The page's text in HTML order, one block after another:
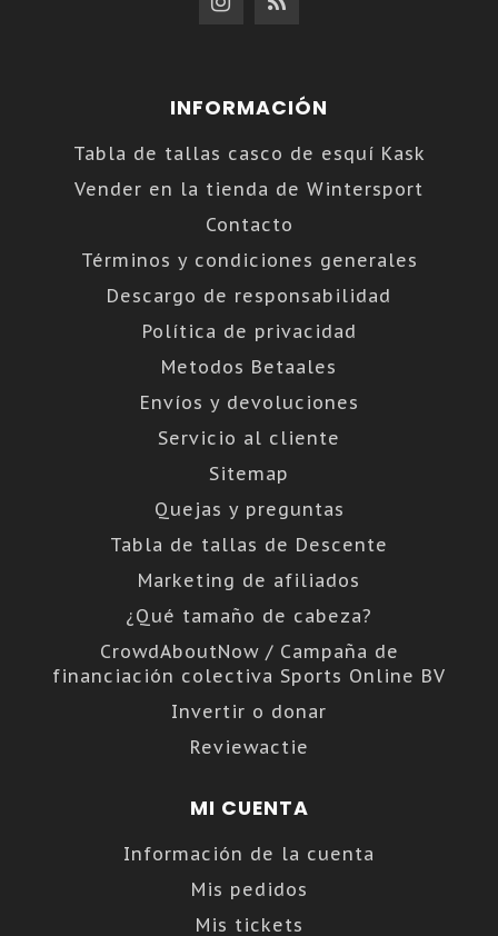
INFORMACIÓN
Tabla de tallas casco de esquí Kask
Vender en la tienda de Wintersport
Contacto
Términos y condiciones generales
Descargo de responsabilidad
Política de privacidad
Metodos Betaales
Envíos y devoluciones
Servicio al cliente
Sitemap
Quejas y preguntas
Tabla de tallas de Descente
Marketing de afiliados
¿Qué tamaño de cabeza?
CrowdAboutNow / Campaña de
financiación colectiva Sports Online BV
Invertir o donar
Reviewactie
MI CUENTA
Información de la cuenta
Mis pedidos
Mis tickets